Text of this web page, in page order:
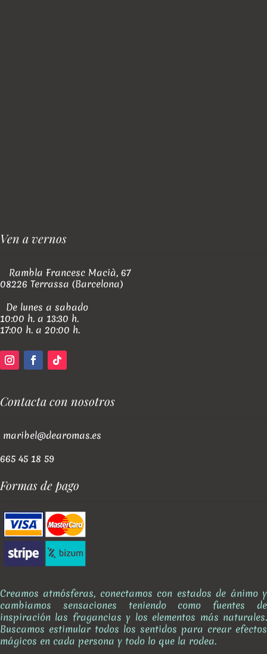
Ven a vernos
Rambla Francesc Macià, 67
08226 Terrassa (Barcelona)
De lunes a sabado
10:00 h. a 13:30 h.
17:00 h. a 20:00 h.
Contacta con nosotros
maribel@dearomas.es
665 45 18 59
Formas de pago
Creamos atmósferas, conectamos con estados de ánimo y
cambiamos sensaciones teniendo como fuentes de
inspiración las fragancias y los elementos más naturales.
Buscamos estimular todos los sentidos para crear efectos
mágicos en cada persona y todo lo que la rodea.